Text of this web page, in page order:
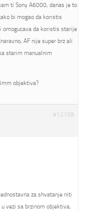
ti Sony A6000, danas je to
bi mogao da koristis
omogucava da koristis starije
AF nije super brz ali
starim manualnim
objektiva?
#12108
za shvatanje niti
vezi sa brzinom objektiva,